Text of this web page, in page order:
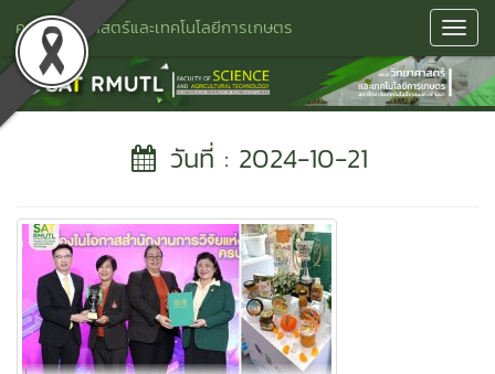
คณะวิทยาศาสตร์และเทคโนโลยีการเกษตร
วันที่ : 2024-10-21